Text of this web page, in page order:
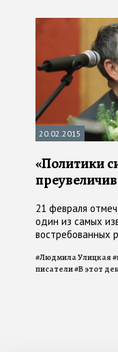
20.02.2015
«Политики
21 февраля
один из самых
востребованных
#Людмила Улицкая#
писатели#В этот